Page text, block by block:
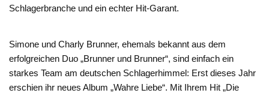
Schlagerbranche und ein echter Hit-Garant.
Simone und Charly Brunner, ehemals bekannt aus dem
erfolgreichen Duo „Brunner und Brunner“, sind einfach ein
starkes Team am deutschen Schlagerhimmel: Erst dieses Jahr
erschien ihr neues Album „Wahre Liebe“. Mit Ihrem Hit „Die